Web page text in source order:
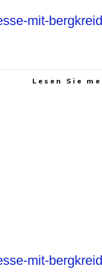
mit-
Lesen Sie
mit-